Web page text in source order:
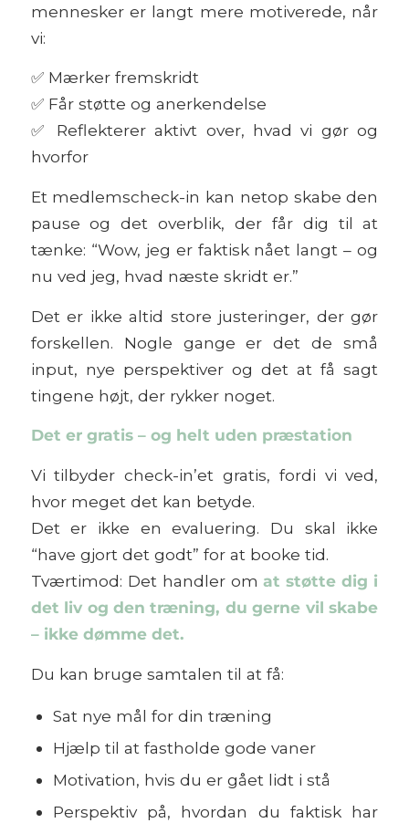
mennesker er langt mere motiverede, når
vi:
✅Mærker fremskridt
✅Får støtte og anerkendelse
✅
Reflekterer aktivt over, hvad vi gør og
hvorfor
Et medlemscheck-in kan netop skabe den
pause og det overblik, der får dig til at
tænke: “Wow, jeg er faktisk nået langt – og
nu ved jeg, hvad næste skridt er.”
Det er ikke altid store justeringer, der gør
forskellen. Nogle gange er det de små
input, nye perspektiver og det at få sagt
tingene højt, der rykker noget.
Det er gratis – og helt uden præstation
Vi tilbyder check-in’et gratis, fordi vi ved,
hvor meget det kan betyde.
Det er ikke en evaluering. Du skal ikke
“have gjort det godt” for at booke tid.
Tværtimod: Det handler omat støtte dig i
det liv og den træning, du gerne vil skabe
– ikke dømme det.
Du kan bruge samtalen til at få:
Sat nye mål for din træning
Hjælp til at fastholde gode vaner
Motivation, hvis du er gået lidt i stå
Perspektiv på, hvordan du faktisk har